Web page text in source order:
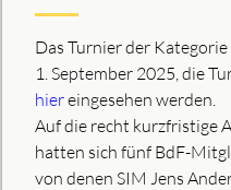
Das Turnier der
1. September 2025, die
hiereingesehen werden.
Auf die recht kurzfristige
hatten sich fünf BdF-
von denen SIM Jens